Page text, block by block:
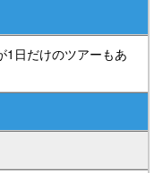
1日だけのツアーもあ